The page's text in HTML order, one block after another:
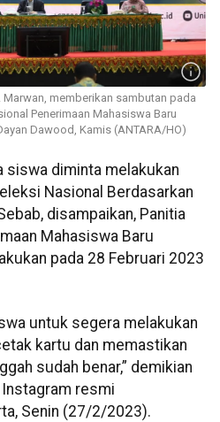
Marwan, memberikan sambutan pada
Penerimaan Mahasiswa Baru
Dawood, Kamis (ANTARA/HO)
siswa diminta melakukan
Nasional Berdasarkan
disampaikan, Panitia
Mahasiswa Baru
pada 28 Februari 2023
untuk segera melakukan
kartu dan memastikan
sudah benar,” demikian
resmi
Senin (27/2/2023).